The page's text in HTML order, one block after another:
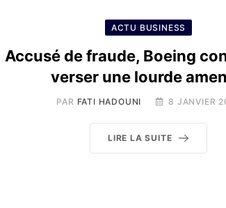
ACTU BUSINESS
Accusé de fraude, Boeing
verser une lourde
PAR FATI HADOUNI 8 JANVIER
LIRE LA SUITE